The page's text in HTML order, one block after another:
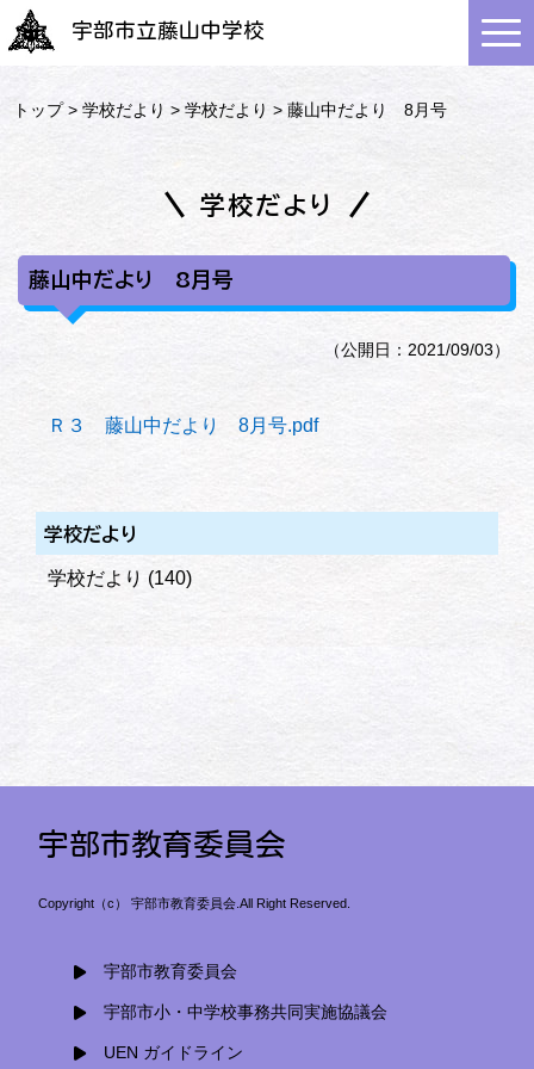
宇部市立藤山中学校
トップ>学校だより >学校だより > 藤山中だより 8月号
学校だより
藤山中だより 8月号
（公開日：2021/09/03）
Ｒ３ 藤山中だより 8月号.pdf
学校だより
学校だより (140)
宇部市教育委員会
Copyright（c） 宇部市教育委員会.All Right Reserved.
宇部市教育委員会
宇部市小・中学校事務共同実施協議会
UEN ガイドライン